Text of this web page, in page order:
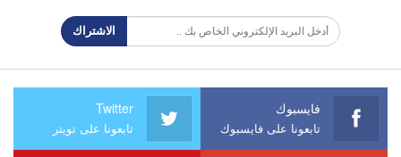
الاشتراك
فايسبوك
تابعونا على فايسبوك
Twitter
تابعونا على تويتر